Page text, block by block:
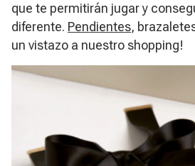
que te permitirán jugar y
diferente. Pendientes,
un vistazo a nuestro shopping!